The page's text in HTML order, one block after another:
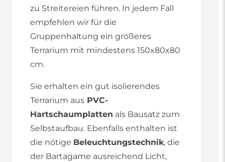
zu Streitereien führen. In jedem Fall
empfehlen wir für die
Gruppenhaltung ein größeres
Terrarium mit mindestens 150x80x80
cm.
Sie erhalten ein gut isolierendes
Terrarium aus PVC-
Hartschaumplatten als Bausatz zum
Selbstaufbau. Ebenfalls enthalten ist
die nötige Beleuchtungstechnik, die
der Bartagame ausreichend Licht,